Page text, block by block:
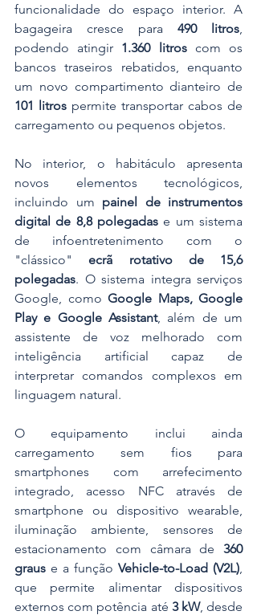
funcionalidade do espaço interior. A
bagageira cresce para 490 litros
podendo atingir 1.360 litros com os
bancos traseiros rebatidos, enquanto
101 litros permite transportar cabos de
carregamento ou pequenos objetos.
No interior, o habitáculo apresenta
novos elementos tecnológicos,
incluindo um painel de instrumentos
digital de 8,8 polegadas e um sistema
de infoentretenimento com o
"clássico" ecrã rotativo de 15,6
polegadas. O sistema integra serviços
Google, como Google Maps, Google
Play e Google Assistant, além de um
assistente de voz melhorado com
inteligência artificial capaz de
interpretar comandos complexos em
linguagem natural.
O equipamento inclui ainda
carregamento sem fios para
smartphones com arrefecimento
integrado, acesso NFC através de
smartphone ou dispositivo wearable,
iluminação ambiente, sensores de
estacionamento com câmara de 360
graus e a função Vehicle-to-Load (V2L)
que permite alimentar dispositivos
externos com potência até 3 kW, desde